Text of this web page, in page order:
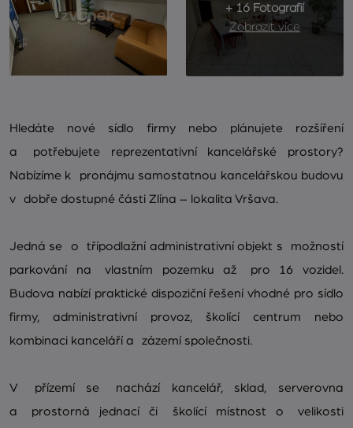
+ 16 Fotografií
Zobrazit více
Hledáte nové sídlo firmy nebo plánujete rozšíření
a potřebujete reprezentativní kancelářské prostory?
Nabízíme k pronájmu samostatnou kancelářskou budovu
v dobře dostupné části Zlína – lokalita Vršava.
Jedná se o třípodlažní administrativní objekt s možností
parkování na vlastním pozemku až pro 16 vozidel.
Budova nabízí praktické dispoziční řešení vhodné pro sídlo
firmy, administrativní provoz, školící centrum nebo
kombinaci kanceláří a zázemí společnosti.
V přízemí se nachází kancelář, sklad, serverovna
a prostorná jednací či školící místnost o velikosti